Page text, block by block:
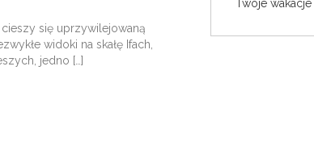
się uprzywilejowaną
widoki na skałę Ifach,
jedno […]
Twoje wakacje